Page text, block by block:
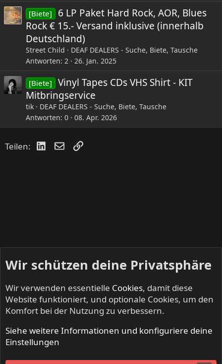
[Biete]
6 LP Paket Hard Rock, AOR, Blues
Rock € 15.- Versand inklusive (innerhalb
Deutschland)
Street Child
DEAF DEALERS - Suche, Biete, Tausche
Antworten 2 26. Jan. 2025
[Biete]
Vinyl Tapes CDs VHS Shirt - KIT
Mitbringservice
tik
DEAF DEALERS - Suche, Biete, Tausche
Antworten 0 08. Apr. 2026
Teilen: LinkedIn
E-MailLink
DEAF DEALERS - Suche, Biete, Tausche
Wir schützen deine Privatsphäre
Wir verwenden essentielle Cookies, damit diese
Website funktioniert, und optionale Cookies, um den
Komfort bei der Nutzung zu verbessern.
Siehe weitere Informationen und konfiguriere deine
Einstellungen